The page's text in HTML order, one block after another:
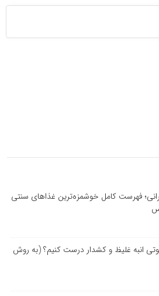
فهرست کامل خوشمزه‌ترین غذاهای سنتی
انبه غلیظ و کشدار درست کنیم؟ (به روش